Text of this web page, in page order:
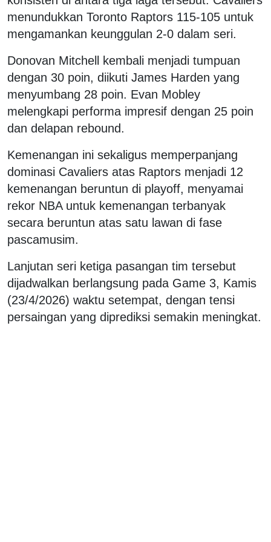
menundukkan Toronto Raptors 115-105 untuk
mengamankan keunggulan 2-0 dalam seri.
Donovan Mitchell kembali menjadi tumpuan
dengan 30 poin, diikuti James Harden yang
menyumbang 28 poin. Evan Mobley
melengkapi performa impresif dengan 25 poin
dan delapan rebound.
Kemenangan ini sekaligus memperpanjang
dominasi Cavaliers atas Raptors menjadi 12
kemenangan beruntun di playoff, menyamai
rekor NBA untuk kemenangan terbanyak
secara beruntun atas satu lawan di fase
pascamusim.
Lanjutan seri ketiga pasangan tim tersebut
dijadwalkan berlangsung pada Game 3, Kamis
(23/4/2026) waktu setempat, dengan tensi
persaingan yang diprediksi semakin meningkat.